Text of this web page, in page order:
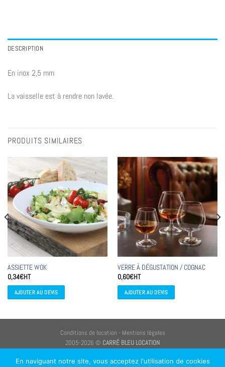
0,00€
DESCRIPTION
En inox 2,5 mm
La vaisselle est à rendre non lavée.
PRODUITS SIMILAIRES
ASSIETTE WOK
0,34€HT
AJOUTER AU DEVIS
VERRE À DÉGUSTATION / COGNAC
0,60€HT
AJOUTER AU DEVIS
Conditions de location - Mentions légales
2005-2026 © CARRÉ BLEU LOCATION
CARRÉ BLEU LOCATION
, une qualité de service pour la réussite de vos réceptions
En naviguant notre site, vous acceptez l'utilisation de cookies